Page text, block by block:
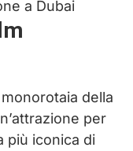
a Dubai
della
per
più iconica di